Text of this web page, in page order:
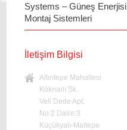
Systems – Güneş Enerjisi
Montaj Sistemleri
İletişim Bilgisi
Altıntepe Mahallesi
Köknarlı Sk.
Veli Dede Apt.
No:2 Daire:3
Küçükyalı-Maltepe